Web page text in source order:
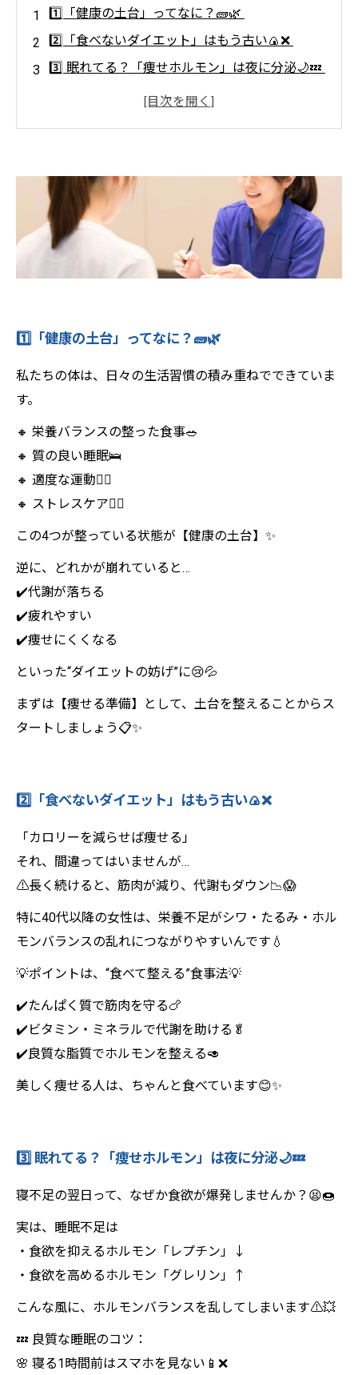
1️⃣「健康の土台」ってなに？🧱🌿
2️⃣「食べないダイエット」はもう古い🍙❌
3️⃣ 眠れてる？「痩せホルモン」は夜に分泌🌙💤
4️⃣「運動＝追い込む」は卒業！😊🏃‍♀️💨
7️⃣一人で頑張らない！プロの力を借りよう🤝🔥
🌟おわりに：「痩せたい」前に「整えたい」✨
💪Light Body Gymで理想のボディへ！ 効率
的に引き締めるパーソナルトレーニング🔥
✨
1️⃣「健康の土台」ってなに？🧱🌿
私たちの体は、日々の生活習慣の積み重ねでできていま
す。
🔸 栄養バランスの整った食事🥗
🔸 質の良い睡眠🛌
🔸 適度な運動🚶‍♀️
🔸 ストレスケア🧘‍♀️
この4つが整っている状態が【健康の土台】✨
逆に、どれかが崩れていると…
✔️代謝が落ちる
✔️疲れやすい
✔️痩せにくくなる
といった“ダイエットの妨げ”に😢💦
まずは【痩せる準備】として、土台を整えることからス
タートしましょう📋✨
2️⃣「食べないダイエット」はもう古い🍙❌
「カロリーを減らせば痩せる」
それ、間違ってはいませんが…
⚠️長く続けると、筋肉が減り、代謝もダウン📉😱
特に40代以降の女性は、栄養不足がシワ・たるみ・ホル
モンバランスの乱れにつながりやすいんです💧
💡ポイントは、“食べて整える”食事法💡
✔️たんぱく質で筋肉を守る🍗
✔️ビタミン・ミネラルで代謝を助ける🥬
✔️良質な脂質でホルモンを整える🥑
美しく痩せる人は、ちゃんと食べています😊✨
3️⃣ 眠れてる？「痩せホルモン」は夜に分泌🌙💤
寝不足の翌日って、なぜか食欲が爆発しませんか？😫🍩
実は、睡眠不足は
・食欲を抑えるホルモン「レプチン」↓
・食欲を高めるホルモン「グレリン」↑
こんな風に、ホルモンバランスを乱してしまいます⚠️💥
💤 良質な睡眠のコツ：
🌸 寝る1時間前はスマホを見ない📱❌